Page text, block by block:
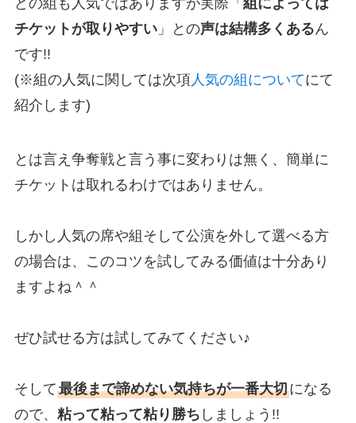
どの組も人気ではありますが実際「 組によっては
チケットが取りやすい」との声は結構多くあるん
です!!
(※組の人気に関しては次項人気の組についてにて
紹介します)
とは言え争奪戦と言う事に変わりは無く、簡単に
チケットは取れるわけではありません。
しかし人気の席や組そして公演を外して選べる方
の場合は、このコツを試してみる価値は十分あり
ますよね＾＾
ぜひ試せる方は試してみてください♪
そして最後まで諦めない気持ちが一番大切になる
ので、 粘って粘って粘り勝ち しましょう!!